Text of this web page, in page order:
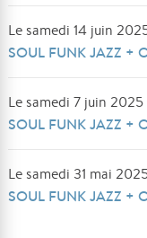
Le samedi 14 juin
SOUL FUNK JAZZ +
Le samedi 7 juin 2025
SOUL FUNK JAZZ +
Le samedi 31 mai
SOUL FUNK JAZZ +